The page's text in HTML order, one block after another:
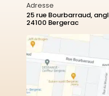
Adresse
25 rue Bourbarraud,
24100 Bergerac